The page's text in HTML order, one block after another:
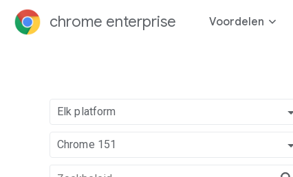
chrome enterprise Voordelen
Elk platform
Chrome 151